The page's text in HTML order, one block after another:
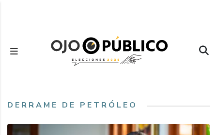
contenido
DERRAME DE PETRÓLEO